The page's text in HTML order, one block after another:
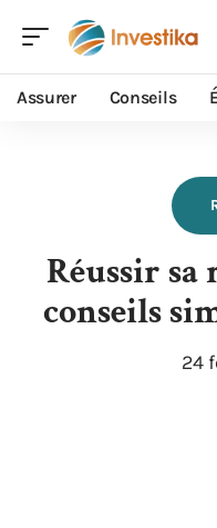
Assurer Conseils
Réussir sa
conseils
24